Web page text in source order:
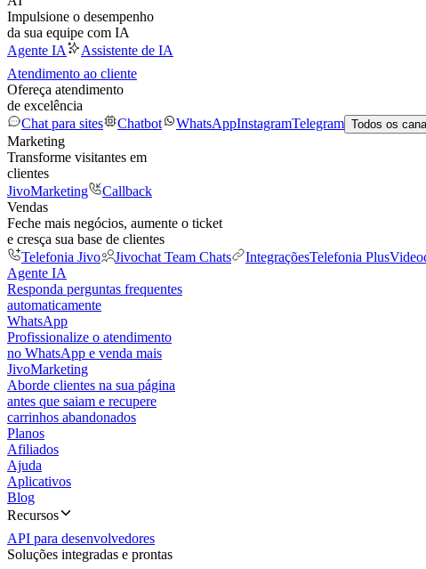
Impulsione o desempenho
da sua equipe com IA
Agente IA
Assistente de IA
Atendimento ao cliente
Ofereça atendimento
de excelência
Chat para sites
Chatbot WhatsAppInstagramTelegram Todos os
Marketing
Transforme visitantes em
clientes
JivoMarketing
Callback
Vendas
Feche mais negócios, aumente o ticket
e cresça sua base de clientes
Telefonia Jivo
Jivochat Team Chats IntegraçõesTelefonia Plus
Agente IA
Responda perguntas frequentes
automaticamente
WhatsApp
Profissionalize o atendimento
no WhatsApp e venda mais
JivoMarketing
Aborde clientes na sua página
antes que saiam e recupere
carrinhos abandonados
Planos
Afiliados
Ajuda
Aplicativos
Blog
Recursos
API para desenvolvedores
Soluções integradas e prontas